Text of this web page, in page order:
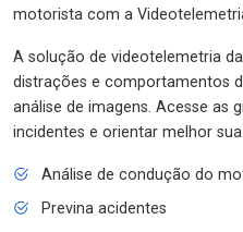
motorista com a
A solução de videotelemetria
distrações e comportamentos
análise de imagens. Acesse as
incidentes e orientar melhor sua
Análise de condução do
Previna acidentes